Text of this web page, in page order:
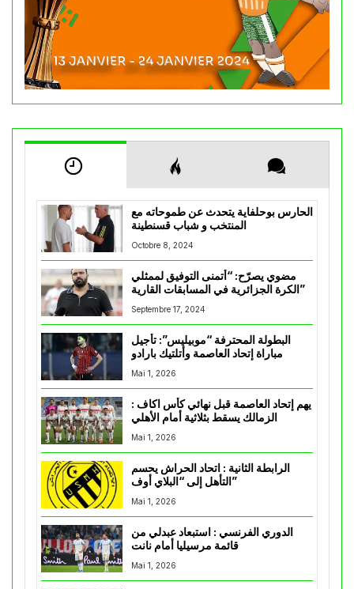
الحارس بوحلفاية يتحدث عن طموحاته مع
المنتخب و شباب قسنطينة
Octobre 8, 2024
مضوي يصرّح: “أتمنى التوفيق لممثلي
الكرة الجزائرية في المسابقات القارية”
Septembre 17, 2024
البطولة المحترفة “موبيليس”: تأجيل
مباراة إتحاد العاصمة وأتلتيك بارادو
Mai 1, 2026
يهم إتحاد العاصمة قبل نهائي كأس اكاف :
Mai 1, 2026
الرابطة الثانية : اتحاد الحراش يحسم
التأهل إلى “البلاي أوف”
Mai 1, 2026
الدوري الفرنسي : استبعاد عبدلي من
قائمة مرسيليا أمام نانت
Mai 1, 2026